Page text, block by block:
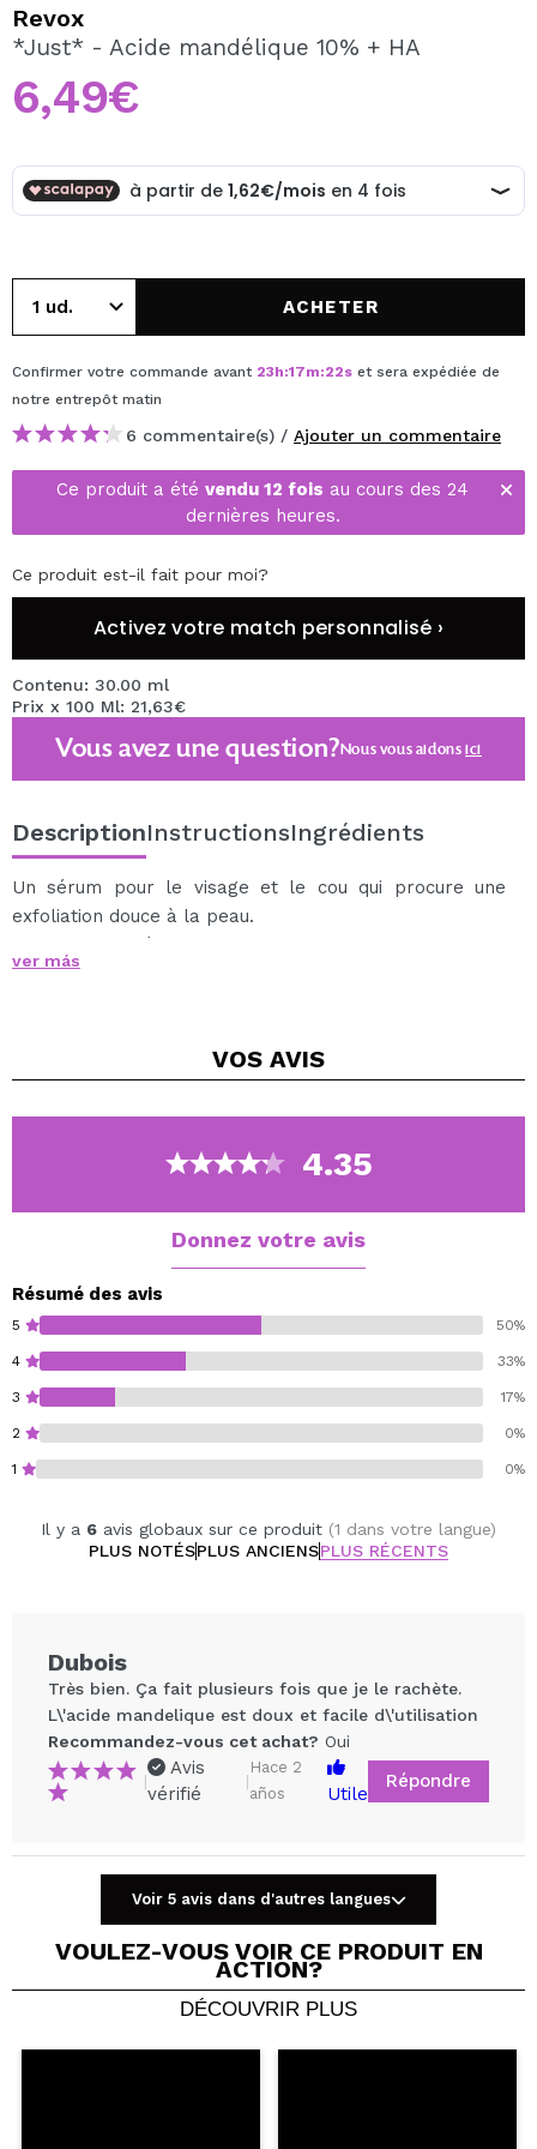
En créant un compte sur Maquibeauty.fr vous pourrez
effectuer vos achats rapidement, vérifier l'état de vos
commandes et consulter vos opérations précédentes.
CRÉER UN COMPTE
Revox
*Just* - Acide mandélique 10% + HA
6,49€
ACHETER
Confirmer votre commande avant 23h:17m:22s et sera expédiée de
notre entrepôt matin
6 commentaire(s) / Ajouter un commentaire
Ce produit a été vendu 12 fois au cours des 24
dernières heures.
Ce produit est-il fait pour moi?
Activez votre match personnalisé ›
Contenu: 30.00 ml
Prix x 100 Ml: 21,63€
Vous avez une question?Nous vous aidonsici
DescriptionInstructionsIngrédients
Un sérum pour le visage et le cou qui procure une
exfoliation douce à la peau.
L'acide mandélique est un acide alpha-hydroxy
aromatique dérivé d'amandes amères et est plus doux
peau plus fraîche et améliorant sa texture.
contribue à réduire les effets du vieillissement
prématuré sur la peau.
Le produit est spécialement formulé pour les peaux
Il convient aux peaux sensibles et sujettes à l'acné.
ver más
VOS AVIS
4.35
Donnez votre avis
Résumé des avis
5 50%
4 33%
3 17%
2 0%
1 0%
Il y a 6 avis globaux sur ce produit (1 dans votre langue)
PLUS NOTÉSPLUS ANCIENSPLUS RÉCENTS
Recommandez-vous cet achat? Oui Non
5/5
Dubois
Très bien. Ça fait plusieurs fois que je le rachète.
L\'acide mandelique est doux et facile d\'utilisation
Recommandez-vous cet achat? Oui
|
Avis
vérifié
|
Hace 2
años
Utile
Répondre
Voir 5 avis dans d'autres langues
VOULEZ-VOUS VOIR CE PRODUIT EN
ACTION?
DÉCOUVRIR PLUS